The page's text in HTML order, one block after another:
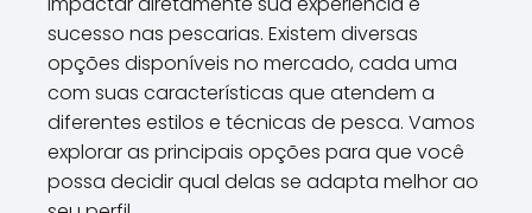
sucesso nas pescarias. Existem diversas
opções disponíveis no mercado, cada uma
com suas características que atendem a
diferentes estilos e técnicas de pesca. Vamos
explorar as principais opções para que você
possa decidir qual delas se adapta melhor ao